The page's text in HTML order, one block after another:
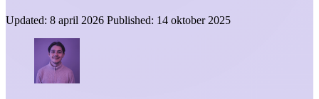
Updated: 8 april 2026 Published: 14 oktober 2025